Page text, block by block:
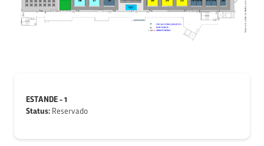
ESTANDE - 1
Status: Reservado